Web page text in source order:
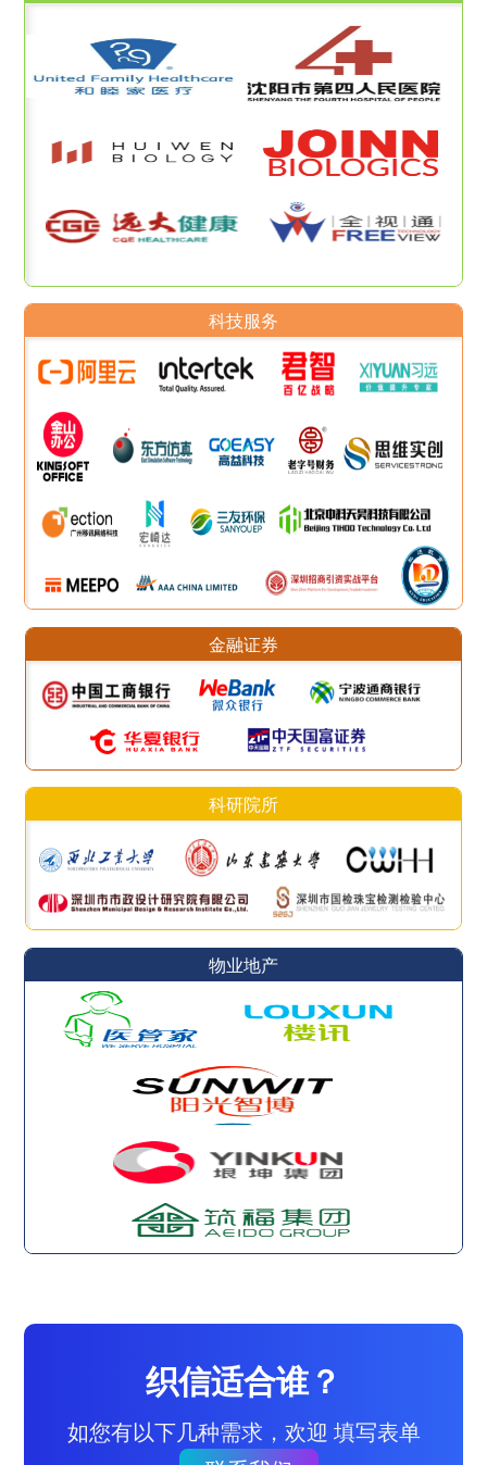
科技服务
金融证券
科研院所
物业地产
织信适合谁？
如您有以下几种需求，欢迎 填写表单